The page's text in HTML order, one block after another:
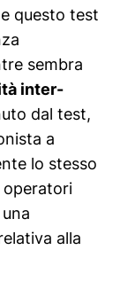
questo test
sembra
inter-
dal test,
a
lo stesso
operatori
alla